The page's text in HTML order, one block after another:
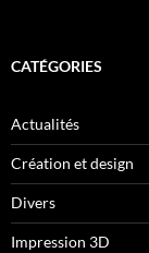
CATÉGORIES
Actualités
Création et design
Divers
Impression 3D